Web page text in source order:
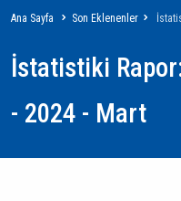
Sayfa
yolu
Ana Sayfa Son Eklenenler
İstatistiki
- 2024 - Mart